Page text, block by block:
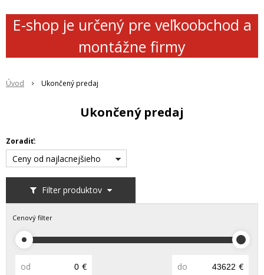
E-shop je určený pre veľkoobchod a
montážne firmy
Úvod Ukončený predaj
Ukončený predaj
Filter produktov
Zoradiť:
Ceny od najlacnejšieho
Cenový filter
od € do €